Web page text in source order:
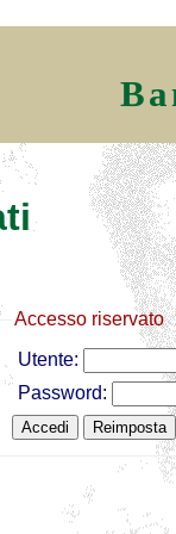
Accesso riservato
Utente:
Password: